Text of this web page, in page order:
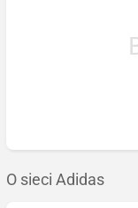
O sieci Adidas